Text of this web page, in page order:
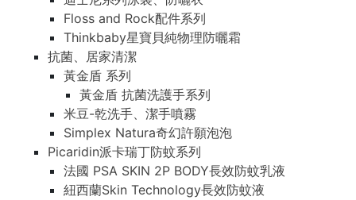
Floss and Rock配件系列
Thinkbaby星寶貝純物理防曬霜
抗菌、居家清潔
黃金盾 系列
黃金盾 抗菌洗護手系列
米豆-乾洗手、潔手噴霧
Simplex Natura奇幻許願泡泡
Picaridin派卡瑞丁防蚊系列
法國 PSA SKIN 2P BODY長效防蚊乳液
紐西蘭Skin Technology長效防蚊液